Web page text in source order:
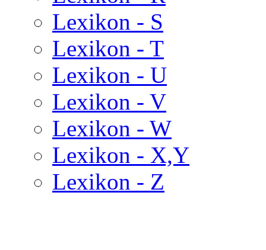
Lexikon - S
Lexikon - T
Lexikon - U
Lexikon - V
Lexikon - W
Lexikon - X,Y
Lexikon - Z